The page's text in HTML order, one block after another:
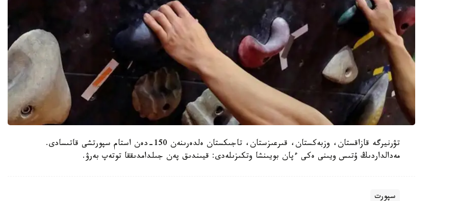
تۋرنيرگە قازاقستان، وزبەكستان، قىرعىزستان، تاجىكستان ەلدەرىنەن 150-دەن استام سپورتشى قاتىسادى.
مەدالداردىڭ ۇتىس ويىنى ەكى ءپان بويىنشا وتكىزىلەدى: قيىندىق پەن جىلدامدىققا توتەپ بەرۋ.
سپورت